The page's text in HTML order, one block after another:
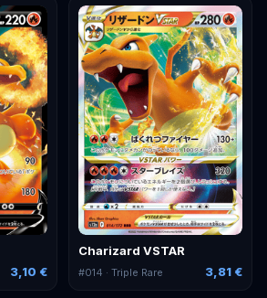
3,10 €
Charizard VSTAR
#014 · Triple Rare 3,81 €